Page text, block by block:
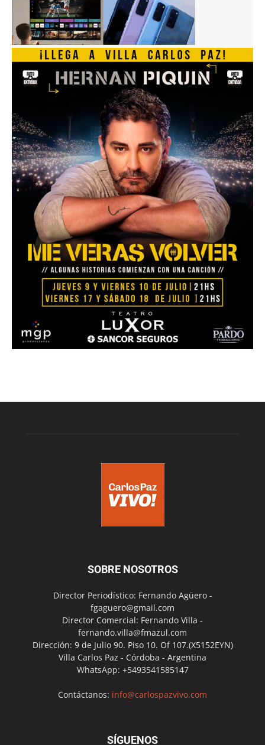
SOBRE NOSOTROS
Director Periodístico: Fernando Agüero -
fgaguero@gmail.com
Director Comercial: Fernando Villa -
fernando.villa@fmazul.com
Dirección: 9 de Julio 90. Piso 10. Of 107.(X5152EYN)
Villa Carlos Paz - Córdoba - Argentina
WhatsApp: +5493541585147
Contáctanos: info@carlospazvivo.com
SÍGUENOS